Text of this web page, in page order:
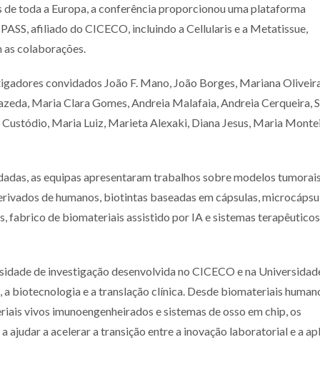
toda a Europa, a conferência proporcionou uma plataforma
afiliado do CICECO, incluindo a Cellularis e a Metatissue,
colaborações.
convidados João F. Mano, João Borges, Mariana
Maria Clara Gomes, Andreia Malafaia, Andreia Cerqueira,
Maria Luiz, Marieta Alexaki, Diana Jesus, Maria
as equipas apresentaram trabalhos sobre modelos
de humanos, biotintas baseadas em cápsulas,
fabrico de biomateriais assistido por IA e sistemas
de investigação desenvolvida no CICECO e na
biotecnologia e a translação clínica. Desde biomateriais
vivos imunoengenheirados e sistemas de osso em chip, os
a acelerar a transição entre a inovação laboratorial e a